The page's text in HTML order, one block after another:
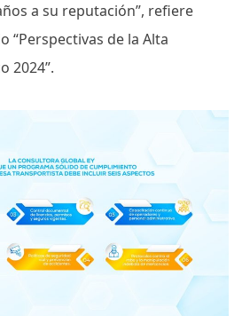
a su reputación”, refiere
“Perspectivas de la Alta
2024”.